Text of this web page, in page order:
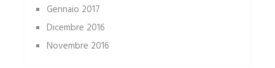
Gennaio 2017
Dicembre 2016
Novembre 2016